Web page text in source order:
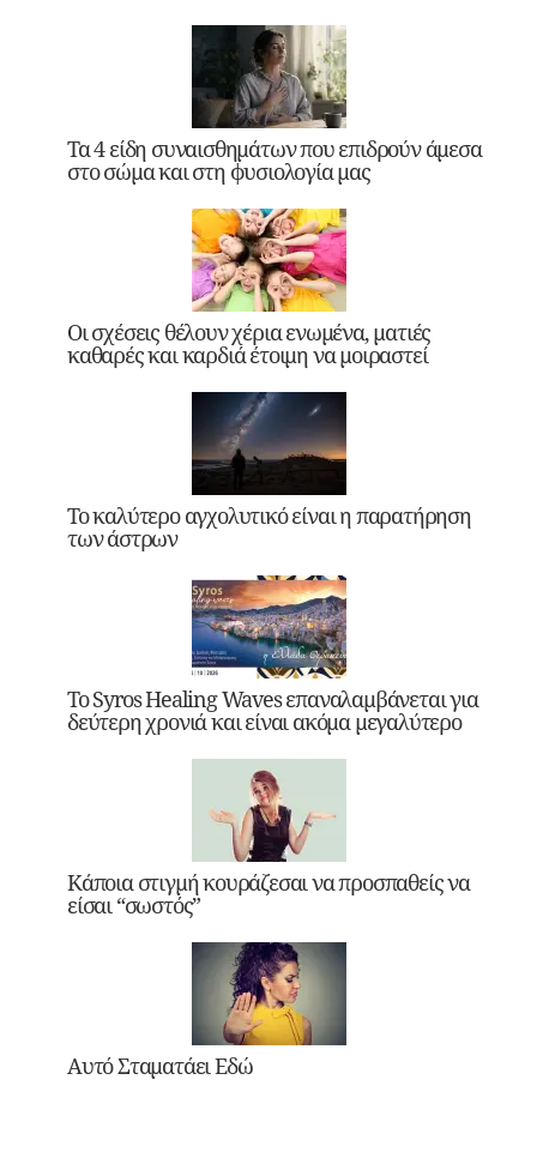
Τα 4 είδη συναισθημάτων που επιδρούν άμεσα
στο σώμα και στη φυσιολογία μας
Οι σχέσεις θέλουν χέρια ενωμένα, ματιές
καθαρές και καρδιά έτοιμη να μοιραστεί
Το καλύτερο αγχολυτικό είναι η παρατήρηση
των άστρων
Το Syros Healing Waves επαναλαμβάνεται για
δεύτερη χρονιά και είναι ακόμα μεγαλύτερο
Κάποια στιγμή κουράζεσαι να προσπαθείς να
είσαι “σωστός”
Αυτό Σταματάει Εδώ